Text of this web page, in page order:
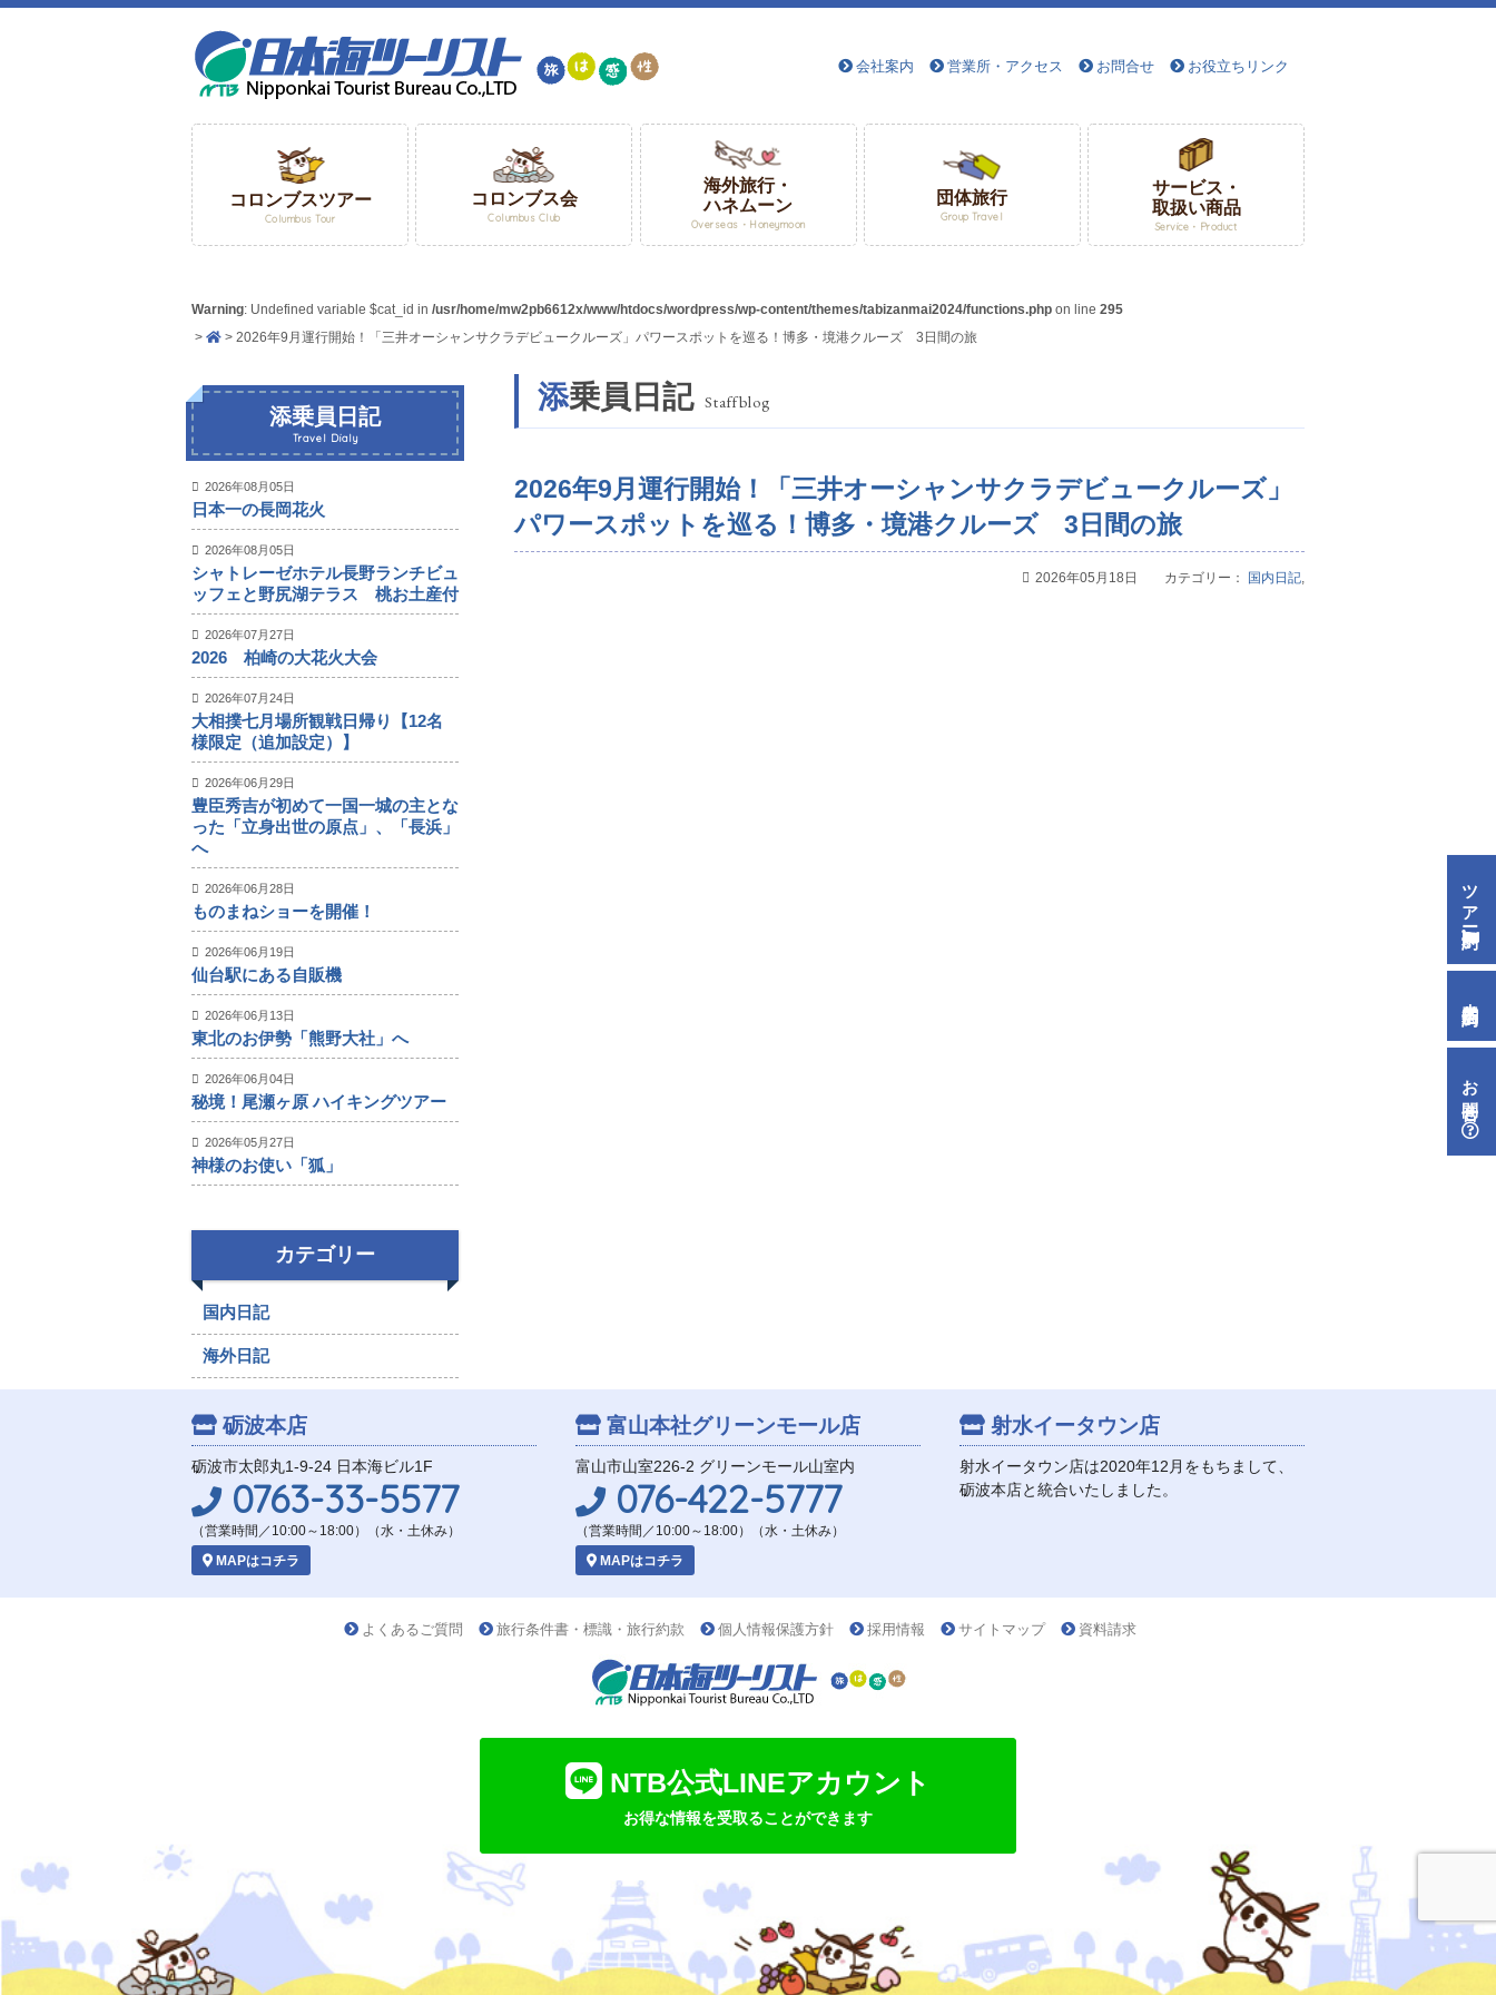
会社案内 営業所・アクセス お問合せ お役立ちリンク
コロンブスツアー
Columbus Tour
コロンブス会
Columbus Club
海外旅行・
ハネムーン
Overseas・Honeymoon
団体旅行
Group Travel
サービス・
取扱い商品
Service・Product
Warning: Undefined variable $cat_id in /usr/home/mw2pb6612x/www/htdocs/wordpress/wp-content/themes/tabizanmai2024/functions.php on line 295
2026年9月運行開始！「三井オーシャンサクラデビュークルーズ」パワースポットを巡る！博多・境港クルーズ 3日間の旅
添乗員日記 Staffblog
2026年9月運行開始！「三井オーシャンサクラデビュークルーズ」
パワースポットを巡る！博多・境港クルーズ 3日間の旅
2026年05月18日 カテゴリー： 国内日記,
添乗員日記
Travel Dialy
2026年08月05日
日本一の長岡花火
2026年08月05日
シャトレーゼホテル長野ランチビュ
ッフェと野尻湖テラス 桃お土産付
2026年07月27日
2026 柏崎の大花火大会
2026年07月24日
大相撲七月場所観戦日帰り【12名
様限定（追加設定）】
2026年06月29日
豊臣秀吉が初めて一国一城の主とな
った「立身出世の原点」、「長浜」
へ
2026年06月28日
ものまねショーを開催！
2026年06月19日
仙台駅にある自販機
2026年06月13日
東北のお伊勢「熊野大社」へ
2026年06月04日
秘境！尾瀬ヶ原 ハイキングツアー
2026年05月27日
神様のお使い「狐」
カテゴリー
国内日記
海外日記
砺波本店
砺波市太郎丸1-9-24 日本海ビル1F
0763-33-5577
（営業時間／10:00～18:00）（水・土休み）
MAPはコチラ
富山本社グリーンモール店
富山市山室226-2 グリーンモール山室内
076-422-5777
（営業時間／10:00～18:00）（水・土休み）
MAPはコチラ
射水イータウン店
射水イータウン店は2020年12月をもちまして、
砺波本店と統合いたしました。
よくあるご質問 旅行条件書・標識・旅行約款 個人情報保護方針 採用情報 サイトマップ 資料請求
NTB公式LINEアカウント
お得な情報を受取ることができます
ツアー予約
お問合せ